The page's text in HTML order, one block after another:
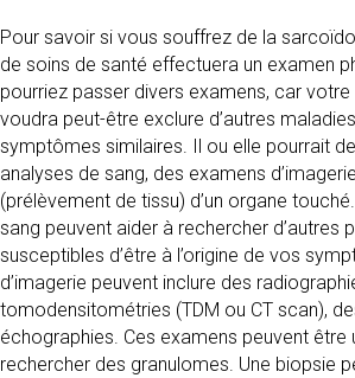
Pour savoir si vous souffrez de la
de soins de santé effectuera un examen
pourriez passer divers examens, car
voudra peut-être exclure d’autres
symptômes similaires. Il ou elle pourrait
analyses de sang, des examens
(prélèvement de tissu) d’un organe
sang peuvent aider à rechercher d’autres
susceptibles d’être à l’origine de vos
d’imagerie peuvent inclure des
tomodensitométries (TDM ou CT scan),
échographies. Ces examens peuvent être
rechercher des granulomes. Une biopsie